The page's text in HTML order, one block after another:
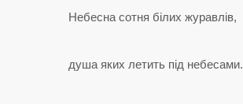
Небесна сотня білих журавлів,
душа яких летить під небесами.